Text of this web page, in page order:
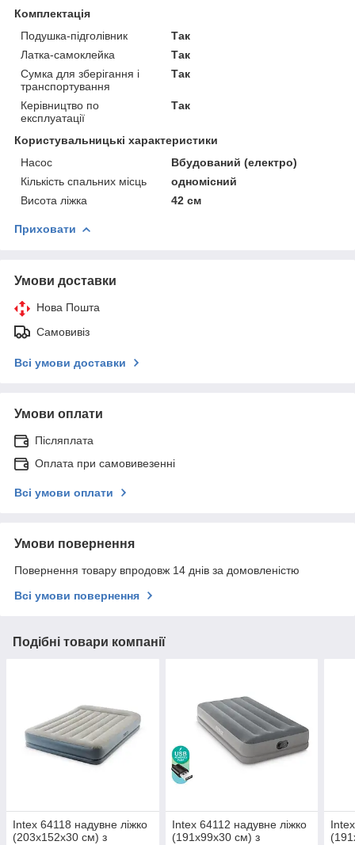
Комплектація
Подушка-підголівник
Так
Латка-самоклейка
Так
Сумка для зберігання і
транспортування
Так
Керівництво по
експлуатації
Так
Користувальницькі характеристики
Насос
Вбудований (електро)
Кількість спальних місць
одномісний
Висота ліжка
42 см
Приховати
Умови доставки
Нова Пошта
Самовивіз
Всі умови доставки
Умови оплати
Післяплата
Оплата при самовивезенні
Всі умови оплати
Умови повернення
Повернення товару впродовж 14 днів за домовленістю
Всі умови повернення
Подібні товари компанії
Intex 64118 надувне ліжко
(203х152х30 см) з
Intex 64112 надувне ліжко
(191х99х30 см) з